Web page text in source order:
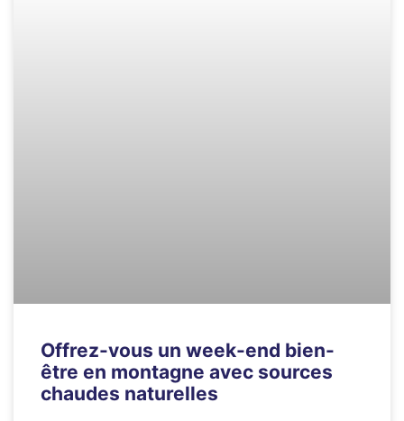
Offrez-vous un week-end bien-
être en montagne avec sources
chaudes naturelles